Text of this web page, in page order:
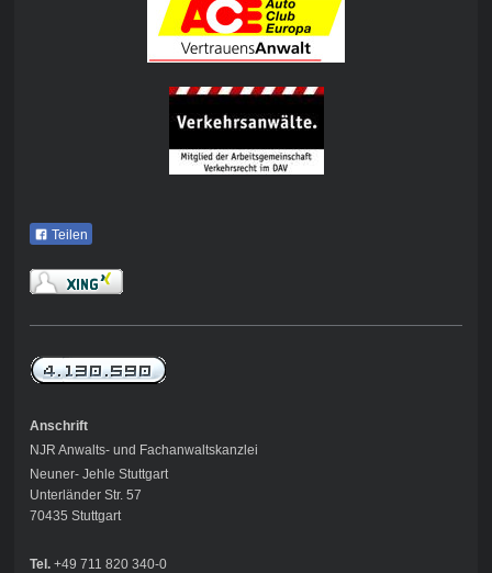
Teilen
Anschrift
NJR Anwalts- und Fachanwaltskanzlei
Neuner- Jehle Stuttgart
Unterländer Str. 57
70435 Stuttgart
Tel.+49 711 820 340-0